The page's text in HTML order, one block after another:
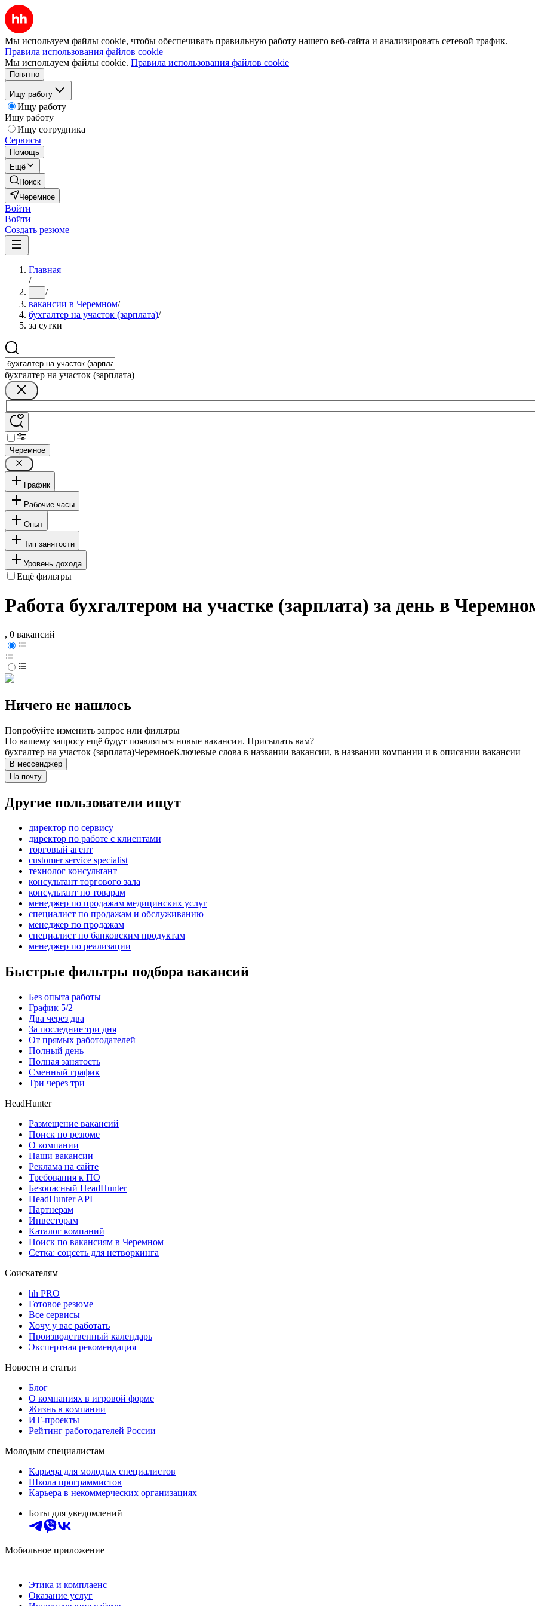
Мы используем файлы cookie, чтобы обеспечивать правильную работу нашего веб-сайта и анализировать сетевой трафик.
Правила использования файлов cookie
Мы используем файлы cookie. Правила использования файлов cookie
Понятно
Ищу работу
Ищу работу
Ищу работу
Ищу сотрудника
Сервисы
Помощь
Ещё
Поиск
Черемное
Войти
Войти
Создать резюме
Главная
/
... /
вакансии в Черемном/
бухгалтер на участок (зарплата)/
за сутки
бухгалтер на участок (зарплата)
Черемное
График
Рабочие часы
Опыт
Тип занятости
Уровень дохода
Ещё фильтры
Работа бухгалтером на участке (зарплата) за день в
, 0 вакансий
Ничего не нашлось
Попробуйте изменить запрос или фильтры
По вашему запросу ещё будут появляться новые вакансии. Присылать вам?
бухгалтер на участок (зарплата)ЧеремноеКлючевые слова в названии вакансии, в названии компании и в описании вакансии
В мессенджер
На почту
Другие пользователи ищут
директор по сервису
директор по работе с клиентами
торговый агент
customer service specialist
технолог консультант
консультант торгового зала
консультант по товарам
менеджер по продажам медицинских услуг
специалист по продажам и обслуживанию
менеджер по продажам
специалист по банковским продуктам
менеджер по реализации
Быстрые фильтры подбора вакансий
Без опыта работы
График 5/2
Два через два
За последние три дня
От прямых работодателей
Полный день
Полная занятость
Сменный график
Три через три
HeadHunter
Размещение вакансий
Поиск по резюме
О компании
Наши вакансии
Реклама на сайте
Требования к ПО
Безопасный HeadHunter
HeadHunter API
Партнерам
Инвесторам
Каталог компаний
Поиск по вакансиям в Черемном
Сетка: соцсеть для нетворкинга
Соискателям
hh PRO
Готовое резюме
Все сервисы
Хочу у вас работать
Производственный календарь
Экспертная рекомендация
Новости и статьи
Блог
О компаниях в игровой форме
Жизнь в компании
ИТ-проекты
Рейтинг работодателей России
Молодым специалистам
Карьера для молодых специалистов
Школа программистов
Карьера в некоммерческих организациях
Боты для уведомлений
Мобильное приложение
Этика и комплаенс
Оказание услуг